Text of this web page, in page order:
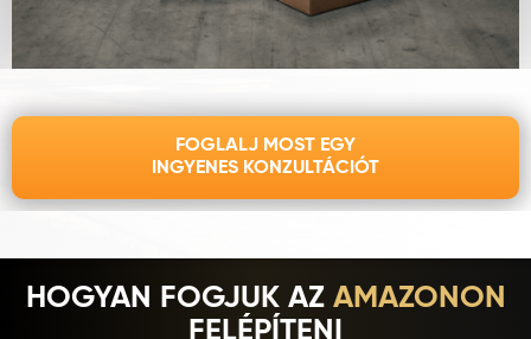
FOGLALJ MOST EGY
INGYENES KONZULTÁCIÓT
HOGYAN FOGJUK AZ AMAZONON
FELÉPÍTENI